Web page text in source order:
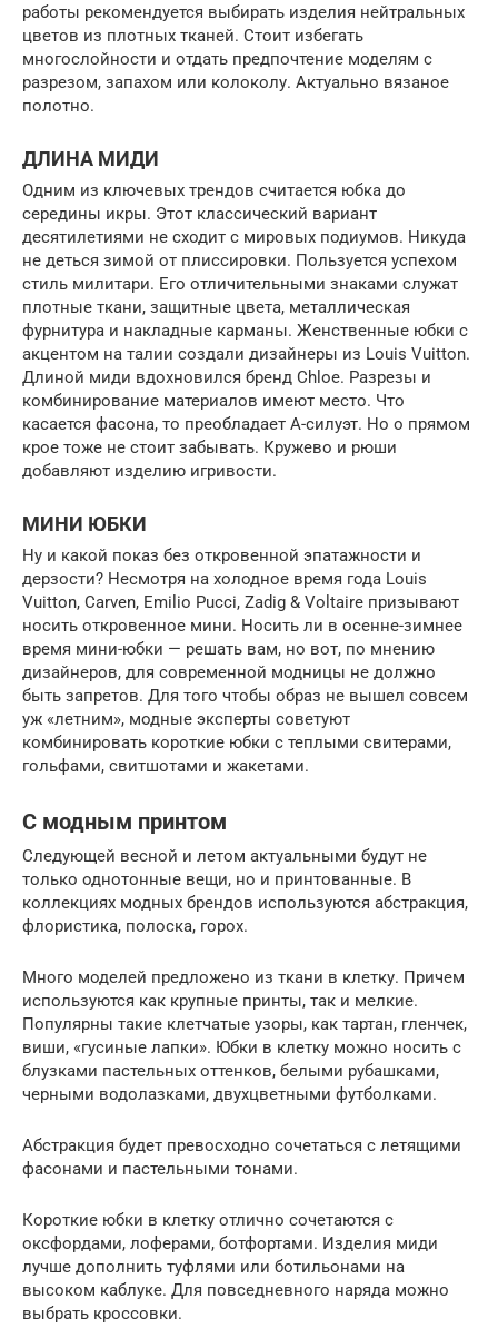
работы рекомендуется выбирать изделия нейтральных
цветов из плотных тканей. Стоит избегать
многослойности и отдать предпочтение моделям с
разрезом, запахом или колоколу. Актуально вязаное
полотно.
ДЛИНА МИДИ
Одним из ключевых трендов считается юбка до
середины икры. Этот классический вариант
десятилетиями не сходит с мировых подиумов. Никуда
не деться зимой от плиссировки. Пользуется успехом
стиль милитари. Его отличительными знаками служат
плотные ткани, защитные цвета, металлическая
фурнитура и накладные карманы. Женственные юбки с
акцентом на талии создали дизайнеры из Louis Vuitton.
Длиной миди вдохновился бренд Chloe. Разрезы и
комбинирование материалов имеют место. Что
касается фасона, то преобладает А-силуэт. Но о прямом
крое тоже не стоит забывать. Кружево и рюши
добавляют изделию игривости.
МИНИ ЮБКИ
Ну и какой показ без откровенной эпатажности и
дерзости? Несмотря на холодное время года Louis
Vuitton, Carven, Emilio Pucci, Zadig & Voltaire призывают
носить откровенное мини. Носить ли в осенне-зимнее
время мини-юбки — решать вам, но вот, по мнению
дизайнеров, для современной модницы не должно
быть запретов. Для того чтобы образ не вышел совсем
уж «летним», модные эксперты советуют
комбинировать короткие юбки с теплыми свитерами,
гольфами, свитшотами и жакетами.
С модным принтом
Следующей весной и летом актуальными будут не
только однотонные вещи, но и принтованные. В
коллекциях модных брендов используются абстракция,
флористика, полоска, горох.
Много моделей предложено из ткани в клетку. Причем
используются как крупные принты, так и мелкие.
Популярны такие клетчатые узоры, как тартан, гленчек,
виши, «гусиные лапки». Юбки в клетку можно носить с
блузками пастельных оттенков, белыми рубашками,
черными водолазками, двухцветными футболками.
Абстракция будет превосходно сочетаться с летящими
фасонами и пастельными тонами.
Короткие юбки в клетку отлично сочетаются с
оксфордами, лоферами, ботфортами. Изделия миди
лучше дополнить туфлями или ботильонами на
высоком каблуке. Для повседневного наряда можно
выбрать кроссовки.